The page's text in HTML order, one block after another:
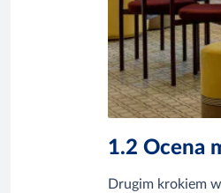
1.2 Ocena
Drugim krokiem